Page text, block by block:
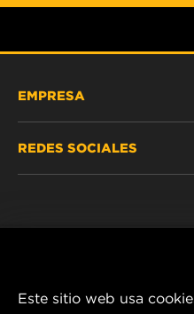
EMPRESA
REDES SOCIALES
Este sitio web usa